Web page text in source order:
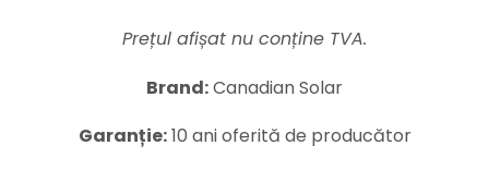
Prețul afișat nu conține TVA.
Brand:Canadian Solar
Garanție:10 ani oferită de producător